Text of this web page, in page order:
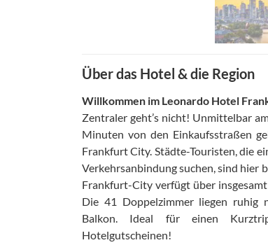
Über das Hotel & die Region
Willkommen im Leonardo Hotel
Zentraler geht’s nicht! Unmittelbar
Minuten von den Einkaufsstraßen
Frankfurt City. Städte-Touristen, die
Verkehrsanbindung suchen, sind hier
Frankfurt-City verfügt über
Die 41 Doppelzimmer liegen ruhig
Balkon. Ideal für einen
Hotelgutscheinen!